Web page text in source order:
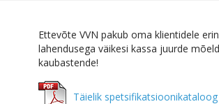
Ettevõte VVN pakub oma klientidele
lahendusega väikesi kassa juurde
kaubastende!
Täielik spetsifikatsioonikataloog